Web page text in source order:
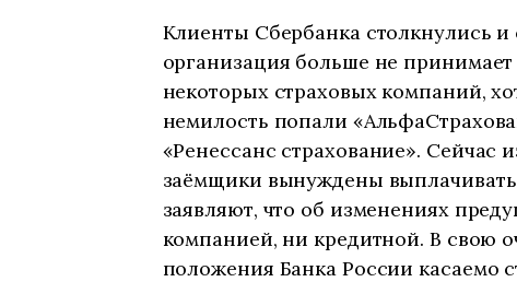
Клиенты Сбербанка столкнулись
организация больше не
некоторых страховых компаний,
немилость попали
«Ренессанс страхование». Сейчас
заёмщики вынуждены
заявляют, что об изменениях
компанией, ни кредитной. В свою
положения Банка России касаемо